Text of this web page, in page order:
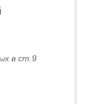
в ст.9